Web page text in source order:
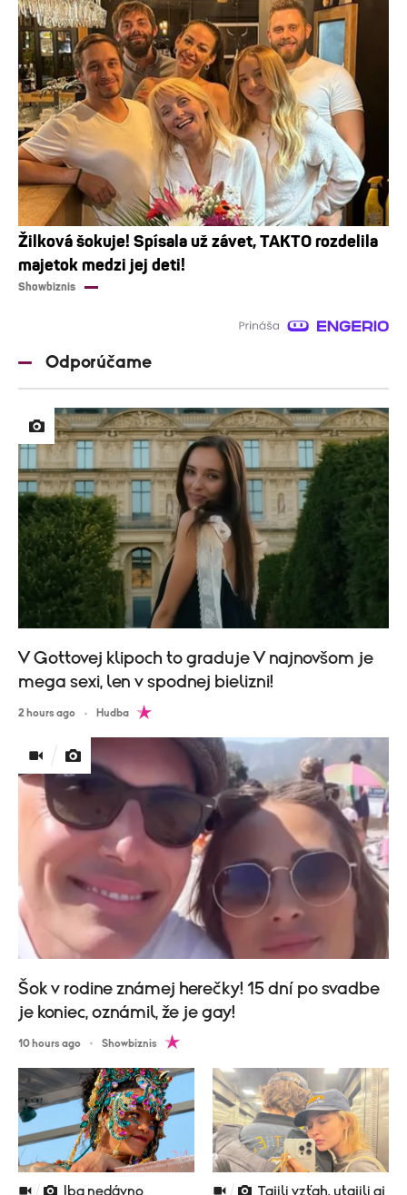
Žilková šokuje! Spísala už závet, TAKTO rozdelila
majetok medzi jej deti!
Showbiznis
Odporúčame
V Gottovej klipoch to graduje V najnovšom je
mega sexi, len v spodnej bielizni!
2 hours ago Hudba
Šok v rodine známej herečky! 15 dní po svadbe
je koniec, oznámil, že je gay!
10 hours ago Showbiznis